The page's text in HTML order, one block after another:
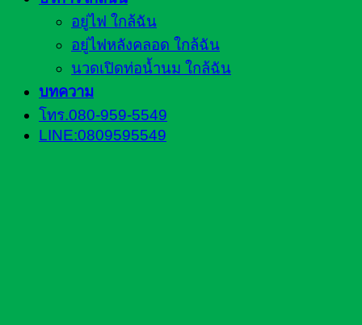
อยู่ไฟ ใกล้ฉัน
อยู่ไฟหลังคลอด ใกล้ฉัน
นวดเปิดท่อน้ำนม ใกล้ฉัน
บทความ
โทร.080-959-5549
LINE:0809595549